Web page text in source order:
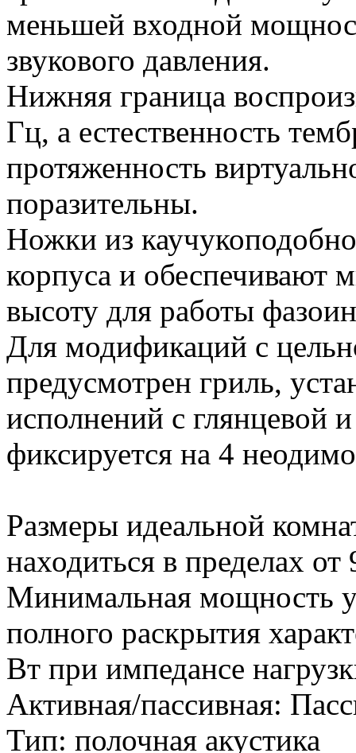
меньшей входной
звукового давления.
Нижняя граница
Гц, а естественность
протяженность
поразительны.
Ножки из
корпуса и обеспечивают
высоту для работы
Для модификаций с
предусмотрен гриль,
исполнений с глянцевой
фиксируется на 4
Размеры идеальной
находиться в пределах
Минимальная мощность
полного раскрытия
Вт при импедансе
Активная/пассивная:
Тип: полочная акустика